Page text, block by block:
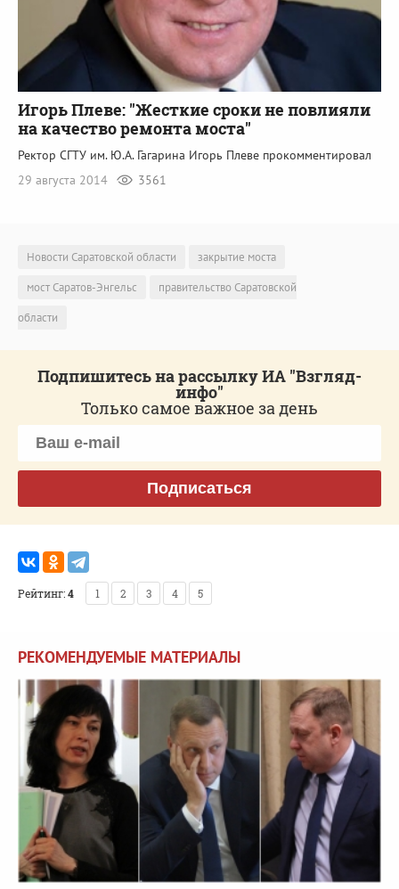
Игорь Плеве: "Жесткие сроки не повлияли
на качество ремонта моста"
Ректор СГТУ им. Ю.А. Гагарина Игорь Плеве прокомментировал
29 августа 2014
3561
Новости Саратовской области
закрытие моста
мост Саратов-Энгельс
правительство Саратовской
области
Подпишитесь на рассылку ИА "Взгляд-
инфо"
Только самое важное за день
Подписаться
Рейтинг:4 1 2 3 4 5
РЕКОМЕНДУЕМЫЕ МАТЕРИАЛЫ